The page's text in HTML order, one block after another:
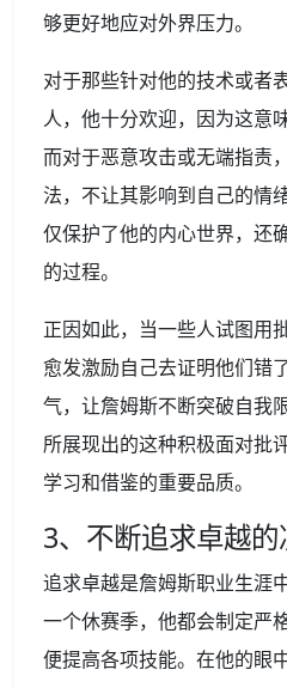
够更好地应对外界压力。
对于那些针对他的技术或者
人，他十分欢迎，因为这意
而对于恶意攻击或无端指责
法，不让其影响到自己的情
仅保护了他的内心世界，还
的过程。
正因如此，当一些人试图用
愈发激励自己去证明他们错
气，让詹姆斯不断突破自我
所展现出的这种积极面对批
学习和借鉴的重要品质。
3、不断追求卓越的
追求卓越是詹姆斯职业生涯
一个休赛季，他都会制定严
便提高各项技能。在他的眼